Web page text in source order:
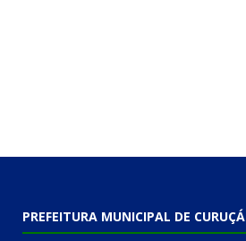
PREFEITURA MUNICIPAL DE CURUÇÁ